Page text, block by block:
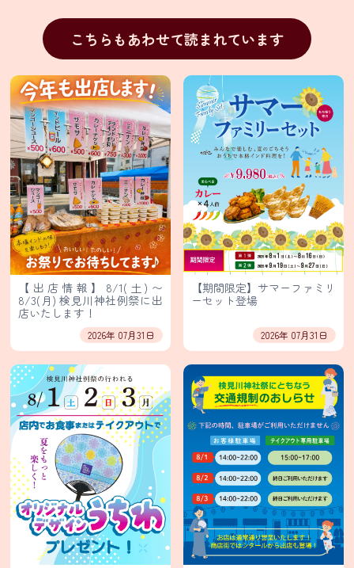
Facebook
X(旧
Twitter)
有
限
会
社
シ
タ
ァ
ー
売
業
務
用
食
材
卸
販
売
こちらもあわせて読まれています
【出店情報】8/1(土)〜
8/3(月) 検見川神社例祭に出
店いたします！
2026年 07月31日
【期間限定】サマーファミリ
ーセット登場
2026年 07月31日